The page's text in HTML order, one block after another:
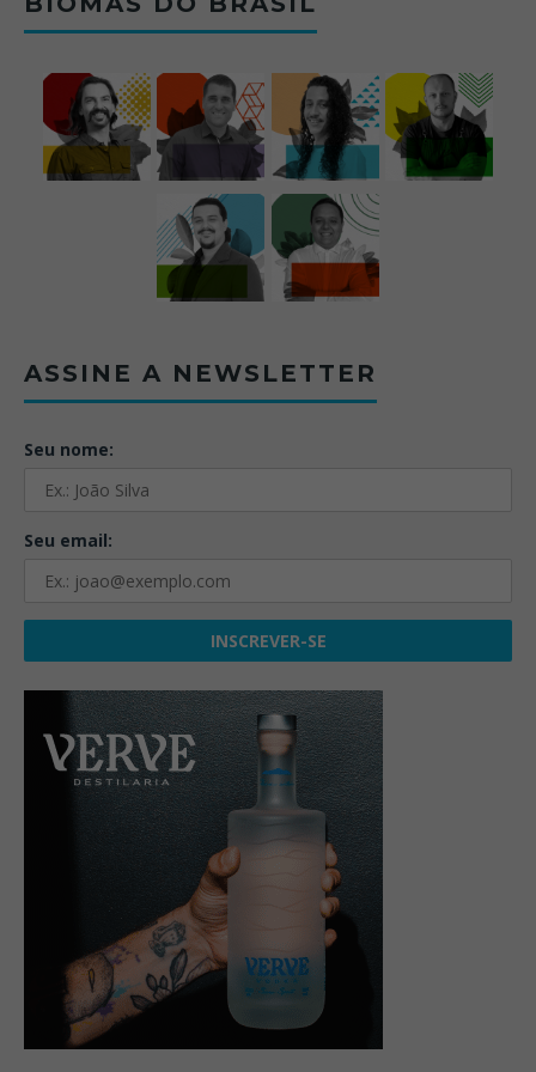
ASSINE A NEWSLETTER
Seu nome:
Seu email: